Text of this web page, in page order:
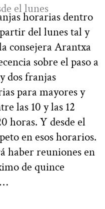
el lunes
horarias dentro
del lunes tal y
consejera Arantxa
sobre el paso a
dos franjas
para mayores y
las 10 y las 12
horas. Y desde el
en esos horarios.
haber reuniones en
de quince